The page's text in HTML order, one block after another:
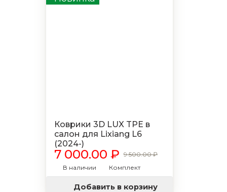
Коврики 3D LUX TPE в
салон для Lixiang L6
(2024-)
7 000.00 ₽ 9 500.00 ₽
В наличии
Комплект
Добавить в корзину